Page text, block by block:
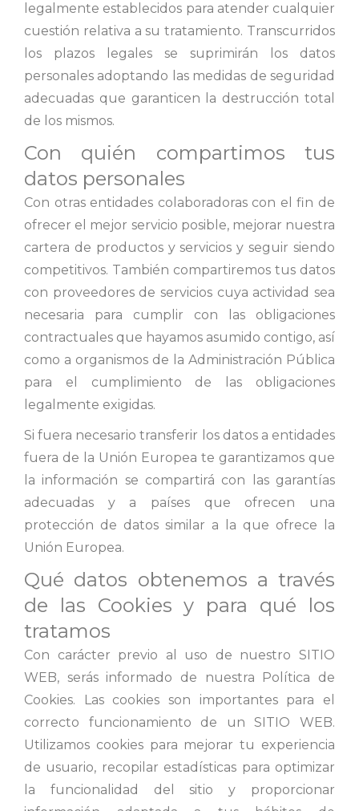
legalmente establecidos para atender cualquier
cuestión relativa a su tratamiento. Transcurridos
los plazos legales se suprimirán los datos
personales adoptando las medidas de seguridad
adecuadas que garanticen la destrucción total
de los mismos.
Con quién compartimos tus
datos personales
Con otras entidades colaboradoras con el fin de
ofrecer el mejor servicio posible, mejorar nuestra
cartera de productos y servicios y seguir siendo
competitivos. También compartiremos tus datos
con proveedores de servicios cuya actividad sea
necesaria para cumplir con las obligaciones
contractuales que hayamos asumido contigo, así
como a organismos de la Administración Pública
para el cumplimiento de las obligaciones
legalmente exigidas.
Si fuera necesario transferir los datos a entidades
fuera de la Unión Europea te garantizamos que
la información se compartirá con las garantías
adecuadas y a países que ofrecen una
protección de datos similar a la que ofrece la
Unión Europea.
Qué datos obtenemos a través
de las Cookies y para qué los
tratamos
Con carácter previo al uso de nuestro SITIO
WEB, serás informado de nuestra Política de
Cookies. Las cookies son importantes para el
correcto funcionamiento de un SITIO WEB.
Utilizamos cookies para mejorar tu experiencia
de usuario, recopilar estadísticas para optimizar
la funcionalidad del sitio y proporcionar